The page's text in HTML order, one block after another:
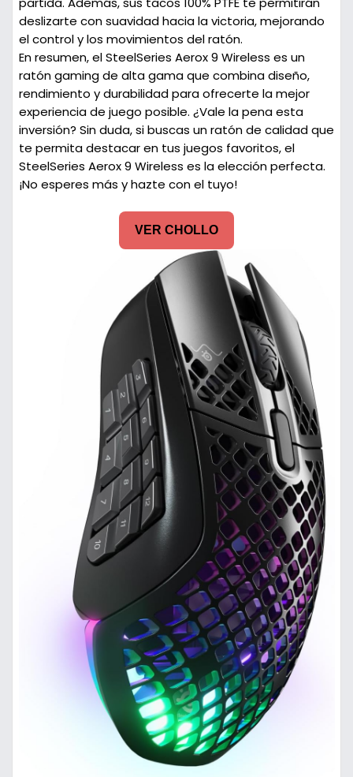
deslizarte con suavidad hacia la victoria, mejorando
el control y los movimientos del ratón.
En resumen, el SteelSeries Aerox 9 Wireless es un
ratón gaming de alta gama que combina diseño,
rendimiento y durabilidad para ofrecerte la mejor
experiencia de juego posible. ¿Vale la pena esta
inversión? Sin duda, si buscas un ratón de calidad que
te permita destacar en tus juegos favoritos, el
SteelSeries Aerox 9 Wireless es la elección perfecta.
¡No esperes más y hazte con el tuyo!
VER CHOLLO